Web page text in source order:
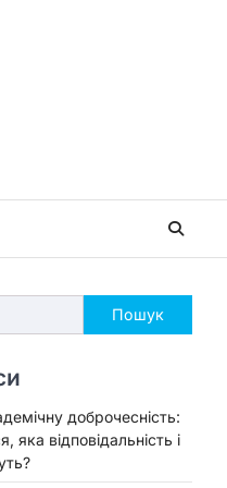
Пошук
доброчесність:
яка відповідальність і